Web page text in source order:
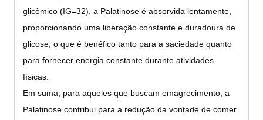
glicêmico (IG=32), a Palatinose é absorvida lentamente,
proporcionando uma liberação constante e duradoura de
glicose, o que é benéfico tanto para a saciedade quanto
para fornecer energia constante durante atividades
físicas.
Em suma, para aqueles que buscam emagrecimento, a
Palatinose contribui para a redução da vontade de comer